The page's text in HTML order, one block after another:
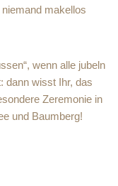
makellos
wenn alle jubeln
dann wisst Ihr, das
Zeremonie in
und Baumberg!